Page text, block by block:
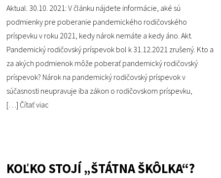
Aktual. 30.10. 2021: V článku nájdete informácie, aké sú
podmienky pre poberanie pandemického rodičovského
príspevku v roku 2021, kedy nárok nemáte a kedy áno. Akt.
Pandemický rodičovský príspevok bol k 31.12.2021 zrušený. Kto a
za akých podmienok môže poberať pandemický rodičovský
príspevok? Nárok na pandemický rodičovský príspevok v
súčasnosti neupravuje iba zákon o rodičovskom príspevku,
[…]Čítať viac
KOĽKO STOJÍ „ŠTÁTNA ŠKÔLKA“?